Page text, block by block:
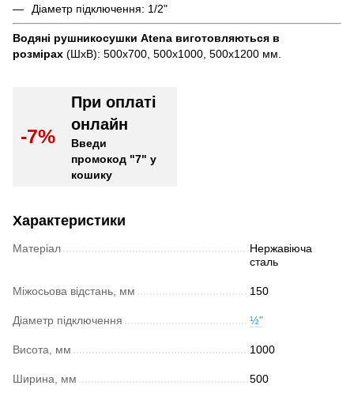
Діаметр підключення: 1/2"
Водяні рушникосушки Atena виготовляються в
розмірах (ШхВ): 500х700, 500х1000, 500х1200 мм.
-7%
При оплаті
онлайн
Введи
промокод "7" у
кошику
Характеристики
Матеріал
Нержавіюча
сталь
Міжосьова відстань, мм 150
Діаметр підключення ½"
Висота, мм 1000
Ширина, мм 500